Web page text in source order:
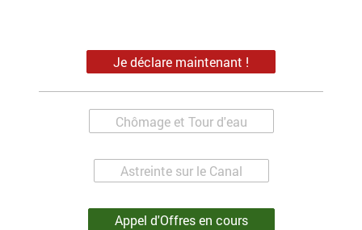
Je déclare maintenant !
Chômage et Tour d'eau
Astreinte sur le Canal
Appel d'Offres en cours